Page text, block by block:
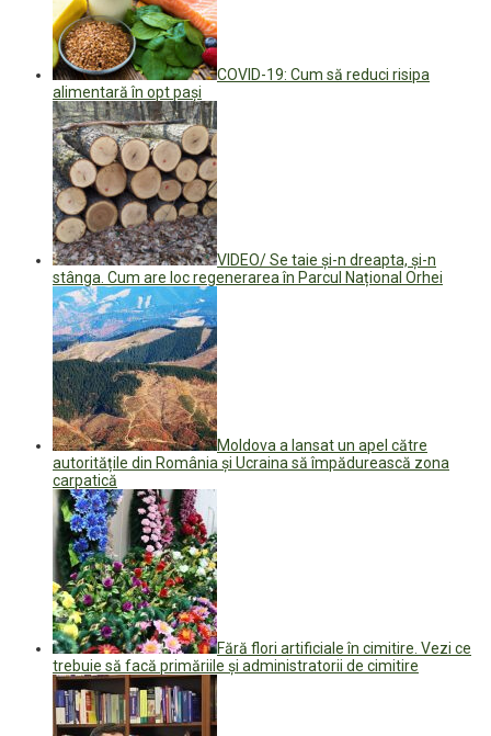
COVID-19: Cum să reduci risipa
alimentară în opt pași
VIDEO/ Se taie și-n dreapta, și-n
stânga. Cum are loc regenerarea în Parcul Național Orhei
Moldova a lansat un apel către
autoritățile din România și Ucraina să împădurească zona
carpatică
Fără flori artificiale în cimitire. Vezi ce
trebuie să facă primăriile și administratorii de cimitire